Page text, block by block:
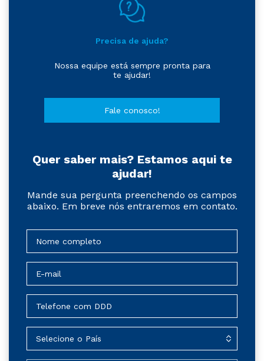
Precisa de ajuda?
Nossa equipe está sempre pronta para
te ajudar!
Fale conosco!
Quer saber mais? Estamos aqui te
ajudar!
Mande sua pergunta preenchendo os campos
abaixo. Em breve nós entraremos em contato.